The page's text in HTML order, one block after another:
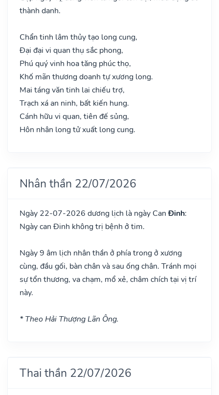
thành danh.
Chẩn tinh lâm thủy tạo long cung,
Đại đại vi quan thụ sắc phong,
Phú quý vinh hoa tăng phúc thọ,
Khố mãn thương doanh tự xương long.
Mai táng văn tinh lai chiếu trợ,
Trạch xá an ninh, bất kiến hung.
Cánh hữu vi quan, tiên đế sủng,
Hôn nhân long tử xuất long cung.
Nhân thần 22/07/2026
Ngày 22-07-2026 dương lịch là ngày CanĐinh:
Ngày can Đinh không trị bệnh ở tim.
Ngày 9 âm lịch nhân thần ở phía trong ở xương
cùng, đầu gối, bàn chân và sau ống chân. Tránh mọi
sự tổn thương, va chạm, mổ xẻ, châm chích tại vị trí
này.
* Theo Hải Thượng Lãn Ông.
Thai thần 22/07/2026